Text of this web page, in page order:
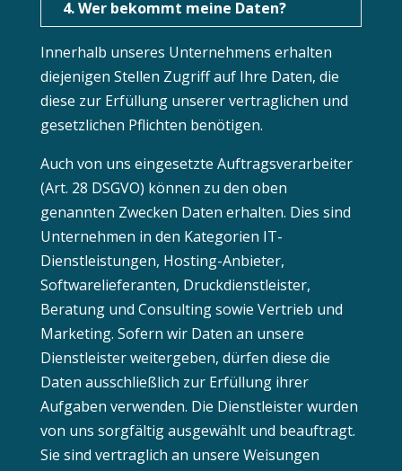
4. Wer bekommt meine Daten?
Innerhalb unseres Unternehmens erhalten
diejenigen Stellen Zugriff auf Ihre Daten, die
diese zur Erfüllung unserer vertraglichen und
gesetzlichen Pflichten benötigen.
Auch von uns eingesetzte Auftragsverarbeiter
(Art. 28 DSGVO) können zu den oben
genannten Zwecken Daten erhalten. Dies sind
Unternehmen in den Kategorien IT-
Dienstleistungen, Hosting-Anbieter,
Softwarelieferanten, Druckdienstleister,
Beratung und Consulting sowie Vertrieb und
Marketing. Sofern wir Daten an unsere
Dienstleister weitergeben, dürfen diese die
Daten ausschließlich zur Erfüllung ihrer
Aufgaben verwenden. Die Dienstleister wurden
von uns sorgfältig ausgewählt und beauftragt.
Sie sind vertraglich an unsere Weisungen